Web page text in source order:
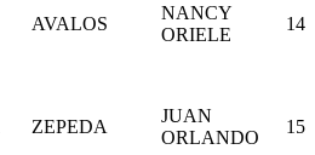
AVALOS
NANCY
ORIELE
14
ZEPEDA
JUAN
ORLANDO
15